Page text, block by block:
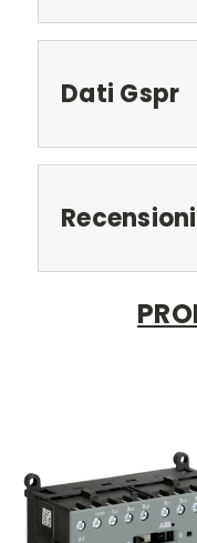
Dati Gspr
Recensioni